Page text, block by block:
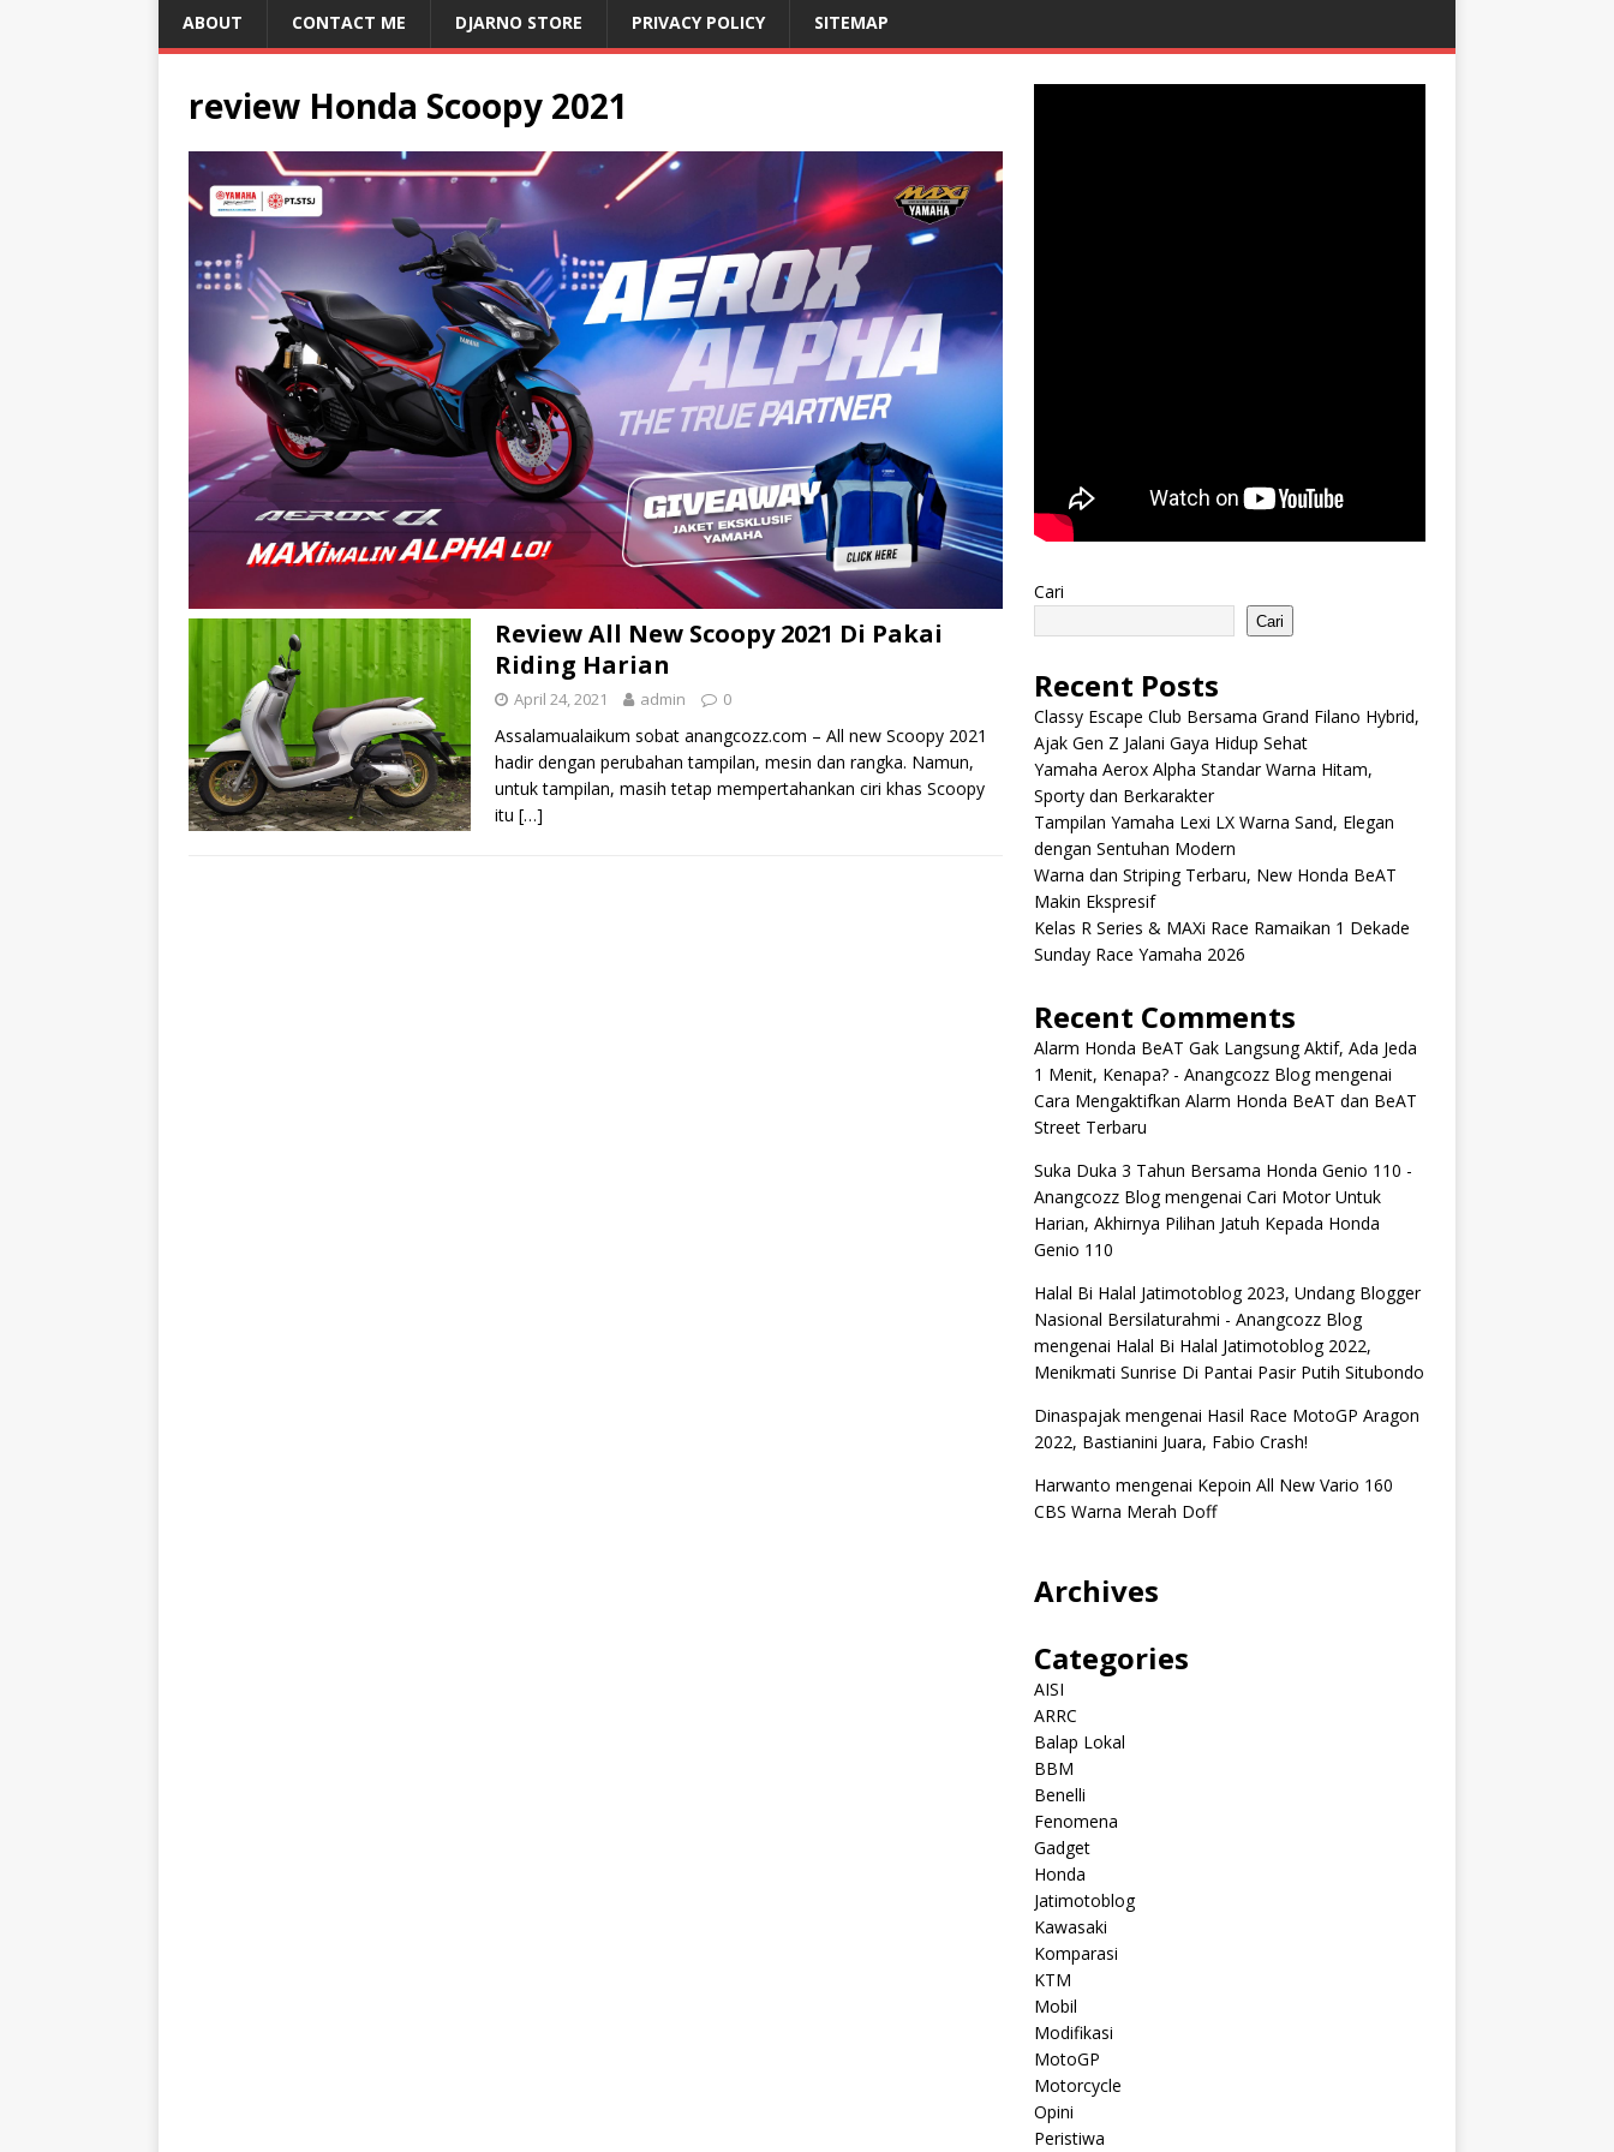
ABOUT CONTACT ME DJARNO STORE PRIVACY POLICY SITEMAP
review Honda Scoopy 2021
Review All New Scoopy 2021 Di Pakai
Riding Harian
April 24, 2021 admin 0
Assalamualaikum sobat anangcozz.com – All new Scoopy 2021
hadir dengan perubahan tampilan, mesin dan rangka. Namun,
untuk tampilan, masih tetap mempertahankan ciri khas Scoopy
itu […]
Cari
Cari
Recent Posts
Classy Escape Club Bersama Grand Filano Hybrid,
Ajak Gen Z Jalani Gaya Hidup Sehat
Yamaha Aerox Alpha Standar Warna Hitam,
Sporty dan Berkarakter
Tampilan Yamaha Lexi LX Warna Sand, Elegan
dengan Sentuhan Modern
Warna dan Striping Terbaru, New Honda BeAT
Makin Ekspresif
Kelas R Series & MAXi Race Ramaikan 1 Dekade
Sunday Race Yamaha 2026
Recent Comments
Alarm Honda BeAT Gak Langsung Aktif, Ada Jeda
1 Menit, Kenapa? - Anangcozz Blogmengenai
Cara Mengaktifkan Alarm Honda BeAT dan BeAT
Street Terbaru
Suka Duka 3 Tahun Bersama Honda Genio 110 -
Anangcozz Blogmengenai Cari Motor Untuk
Harian, Akhirnya Pilihan Jatuh Kepada Honda
Genio 110
Halal Bi Halal Jatimotoblog 2023, Undang Blogger
Nasional Bersilaturahmi - Anangcozz Blog
mengenai Halal Bi Halal Jatimotoblog 2022,
Menikmati Sunrise Di Pantai Pasir Putih Situbondo
Dinaspajakmengenai Hasil Race MotoGP Aragon
2022, Bastianini Juara, Fabio Crash!
Harwanto mengenai Kepoin All New Vario 160
CBS Warna Merah Doff
Archives
Categories
AISI
ARRC
Balap Lokal
BBM
Benelli
Fenomena
Gadget
Honda
Jatimotoblog
Kawasaki
Komparasi
KTM
Mobil
Modifikasi
MotoGP
Motorcycle
Opini
Peristiwa